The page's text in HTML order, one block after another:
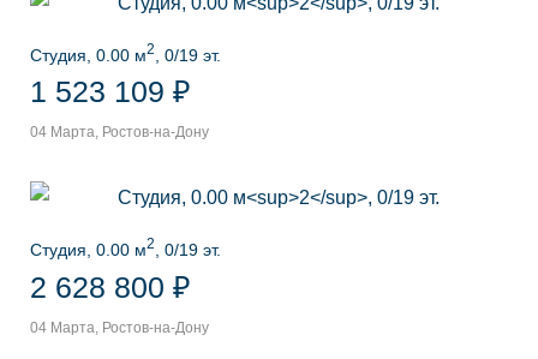
Студия, 0.00 м2 , 0/19 эт.
1 523 109 ₽
04 Марта, Ростов-на-Дону
Студия, 0.00 м2 , 0/19 эт.
2 628 800 ₽
04 Марта, Ростов-на-Дону